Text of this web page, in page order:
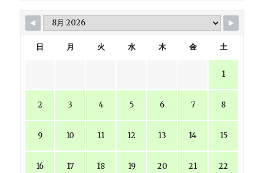
日 月 火 水 木 金 土
1
2 3 4 5 6 7 8
9 10 11 12 13 14 15
16 17 18 19 20 21 22